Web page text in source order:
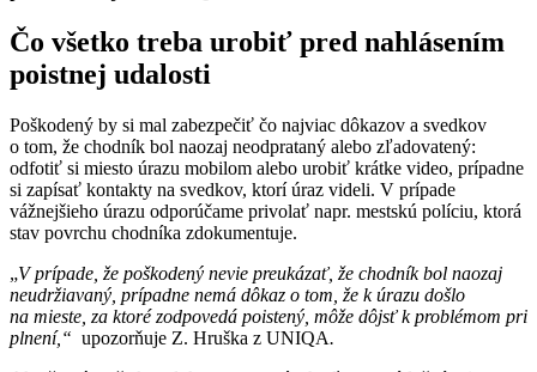
Čo všetko treba urobiť pred nahlásením
poistnej udalosti
Poškodený by si mal zabezpečiť čo najviac dôkazov a svedkov
o tom, že chodník bol naozaj neodprataný alebo zľadovatený:
odfotiť si miesto úrazu mobilom alebo urobiť krátke video, prípadne
si zapísať kontakty na svedkov, ktorí úraz videli. V prípade
vážnejšieho úrazu odporúčame privolať napr. mestskú políciu, ktorá
stav povrchu chodníka zdokumentuje.
„V prípade, že poškodený nevie preukázať, že chodník bol naozaj
neudržiavaný, prípadne nemá dôkaz o tom, že k úrazu došlo
na mieste, za ktoré zodpovedá poistený, môže dôjsť k problémom pri
plnení,“ upozorňuje Z. Hruška z UNIQA.